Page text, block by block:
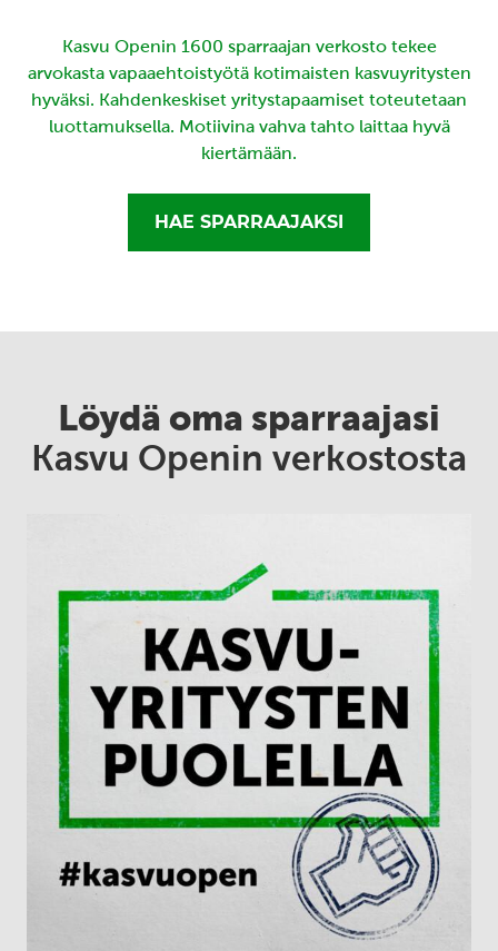
Kasvu Openin 1600 sparraajan verkosto tekee
arvokasta vapaaehtoistyötä kotimaisten kasvuyritysten
hyväksi. Kahdenkeskiset yritystapaamiset toteutetaan
luottamuksella. Motiivina vahva tahto laittaa hyvä
kiertämään.
HAE SPARRAAJAKSI
Löydä oma sparraajasi
Kasvu Openin verkostosta